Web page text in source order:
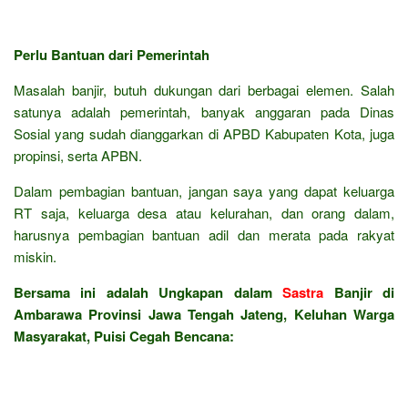
Perlu Bantuan dari Pemerintah
Masalah banjir, butuh dukungan dari berbagai elemen. Salah
satunya adalah pemerintah, banyak anggaran pada Dinas
Sosial yang sudah dianggarkan di APBD Kabupaten Kota, juga
propinsi, serta APBN.
Dalam pembagian bantuan, jangan saya yang dapat keluarga
RT saja, keluarga desa atau kelurahan, dan orang dalam,
harusnya pembagian bantuan adil dan merata pada rakyat
miskin.
Bersama ini adalah Ungkapan dalamSastra Banjir di
Ambarawa Provinsi Jawa Tengah Jateng, Keluhan Warga
Masyarakat, Puisi Cegah Bencana: